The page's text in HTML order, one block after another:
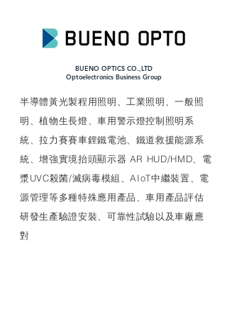
BUENO OPTICS CO.,LTD
​Optoelectronics Business Group
​半導體黃光製程用照明、工業照明、一般照
明、植物生長燈、車用警示燈控制照明系
統、拉力賽賽車鋰鐵電池、鐵道救援能源系
統、增強實境抬頭顯示器 AR HUD/HMD、電
漿UVC殺菌/滅病毒模組、AIoT中繼裝置、電
源管理等多種特殊應用產品、車用產品評估
研發生產驗證安裝、可靠性試驗以及車廠應
對